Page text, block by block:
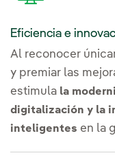
Eficiencia e
Al reconocer
y premiar las
estimula la
digitalización y la
inteligentes en la